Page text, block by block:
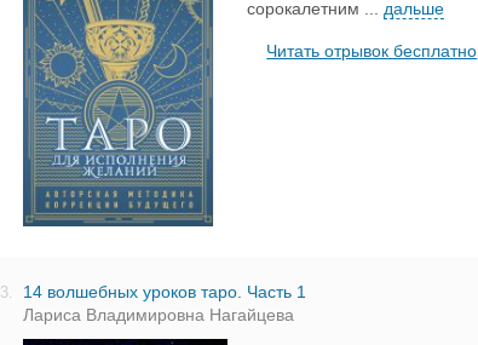
сорокалетним
дальше
Читать отрывок бесплатно
3.
14 волшебных уроков таро. Часть 1
Лариса Владимировна Нагайцева